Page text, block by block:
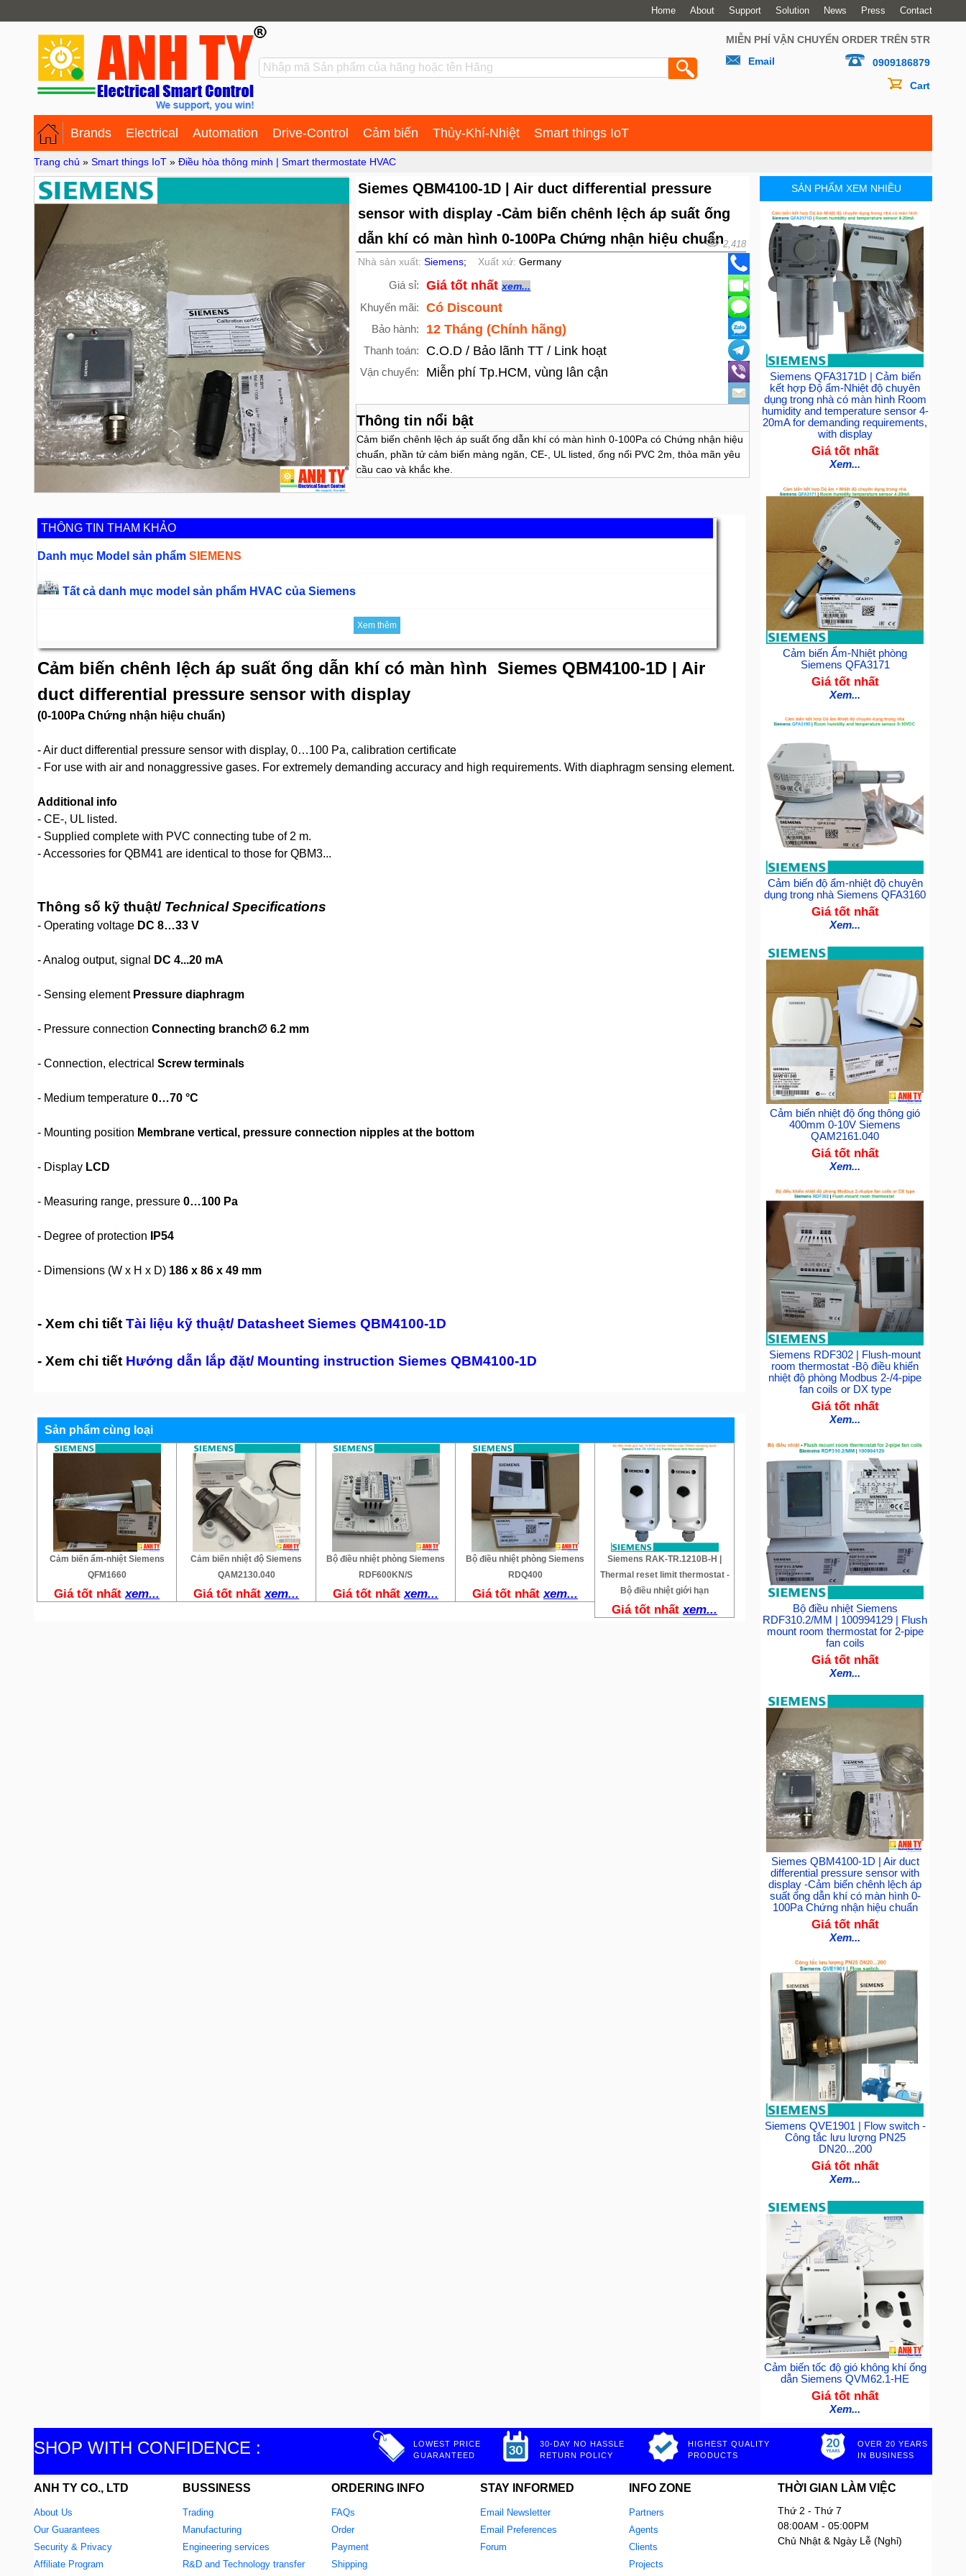
Home About Support Solution News Press Contact
MIỄN PHÍ VẬN CHUYỂN ORDER TRÊN 5TR
Email
0909186879
Cart
Brands Electrical Automation Drive-Control Cảm biến Thủy-Khí-Nhiệt Smart things IoT
Trang chủ » Smart things IoT » Điều hòa thông minh | Smart thermostate HVAC
Siemes QBM4100-1D | Air duct differential pressure
sensor with display -Cảm biến chênh lệch áp suất ống
dẫn khí có màn hình 0-100Pa Chứng nhận hiệu chuẩn2,418
Nhà sản xuất: Siemens; Xuất xứ: Germany
Giá sỉ: Giá tốt nhấtxem...
Khuyến mãi: Có Discount
Bảo hành: 12 Tháng (Chính hãng)
Thanh toán: C.O.D / Bảo lãnh TT / Link hoạt
Vận chuyển: Miễn phí Tp.HCM, vùng lân cận
Thông tin nổi bật
Cảm biến chênh lệch áp suất ống dẫn khí có màn hình 0-100Pa có Chứng nhận hiệu
chuẩn, phần tử cảm biến màng ngăn, CE-, UL listed, ống nối PVC 2m, thỏa mãn yêu
cầu cao và khắc khe.
THÔNG TIN THAM KHẢO
Danh mục Model sản phẩm SIEMENS
Tất cả danh mục model sản phẩm HVAC của Siemens
Xem thêm
Cảm biến chênh lệch áp suất ống dẫn khí có màn hình Siemes QBM4100-1D | Air
duct differential pressure sensor with display
(0-100Pa Chứng nhận hiệu chuẩn)
- Air duct differential pressure sensor with display, 0…100 Pa, calibration certificate
- For use with air and nonaggressive gases. For extremely demanding accuracy and high requirements. With diaphragm sensing element.
Additional info
- CE-, UL listed.
- Supplied complete with PVC connecting tube of 2 m.
- Accessories for QBM41 are identical to those for QBM3...
Thông số kỹ thuật/ Technical Specifications
- Operating voltage DC 8…33 V
- Analog output, signal DC 4...20 mA
- Sensing element Pressure diaphragm
- Pressure connection Connecting branch∅ 6.2 mm
- Connection, electrical Screw terminals
- Medium temperature 0…70 °C
- Mounting position Membrane vertical, pressure connection nipples at the bottom
- Display LCD
- Measuring range, pressure 0…100 Pa
- Degree of protection IP54
- Dimensions (W x H x D) 186 x 86 x 49 mm
- Xem chi tiết Tài liệu kỹ thuật/ Datasheet Siemes QBM4100-1D
- Xem chi tiết Hướng dẫn lắp đặt/ Mounting instruction Siemes QBM4100-1D
Sản phẩm cùng loại
Cảm biến ẩm-nhiệt Siemens
QFM1660
Giá tốt nhấtxem...
Cảm biến nhiệt độ Siemens
QAM2130.040
Giá tốt nhấtxem...
Bộ điều nhiệt phòng Siemens
RDF600KN/S
Giá tốt nhấtxem...
Bộ điều nhiệt phòng Siemens
RDQ400
Giá tốt nhấtxem...
Siemens RAK-TR.1210B-H |
Thermal reset limit thermostat -
Bộ điều nhiệt giới hạn
Giá tốt nhấtxem...
SẢN PHẨM XEM NHIỀU
Siemens QFA3171D | Cảm biến
kết hợp Độ ẩm-Nhiệt độ chuyên
dụng trong nhà có màn hình Room
humidity and temperature sensor 4-
20mA for demanding requirements,
with display
Giá tốt nhất
Xem...
Cảm biến Ẩm-Nhiệt phòng
Siemens QFA3171
Giá tốt nhất
Xem...
Cảm biến độ ẩm-nhiệt độ chuyên
dụng trong nhà Siemens QFA3160
Giá tốt nhất
Xem...
Cảm biến nhiệt độ ống thông gió
400mm 0-10V Siemens
QAM2161.040
Giá tốt nhất
Xem...
Siemens RDF302 | Flush-mount
room thermostat -Bộ điều khiển
nhiệt độ phòng Modbus 2-/4-pipe
fan coils or DX type
Giá tốt nhất
Xem...
Bộ điều nhiệt Siemens
RDF310.2/MM | 100994129 | Flush
mount room thermostat for 2-pipe
fan coils
Giá tốt nhất
Xem...
Siemes QBM4100-1D | Air duct
differential pressure sensor with
display -Cảm biến chênh lệch áp
suất ống dẫn khí có màn hình 0-
100Pa Chứng nhận hiệu chuẩn
Giá tốt nhất
Xem...
Siemens QVE1901 | Flow switch -
Công tắc lưu lượng PN25
DN20...200
Giá tốt nhất
Xem...
Cảm biến tốc độ gió không khí ống
dẫn Siemens QVM62.1-HE
Giá tốt nhất
Xem...
SHOP WITH CONFIDENCE :
LOWEST PRICE
GUARANTEED
30-DAY NO HASSLE
RETURN POLICY
HIGHEST QUALITY
PRODUCTS
OVER 20 YEARS
IN BUSINESS
ANH TY CO., LTD
About Us
Our Guarantees
Security & Privacy
Affiliate Program
BUSSINESS
Trading
Manufacturing
Engineering services
R&D and Technology transfer
ORDERING INFO
FAQs
Order
Payment
Shipping
STAY INFORMED
Email Newsletter
Email Preferences
Forum
INFO ZONE
Partners
Agents
Clients
Projects
THỜI GIAN LÀM VIỆC
Thứ 2 - Thứ 7
08:00AM - 05:00PM
Chủ Nhật & Ngày Lễ (Nghỉ)